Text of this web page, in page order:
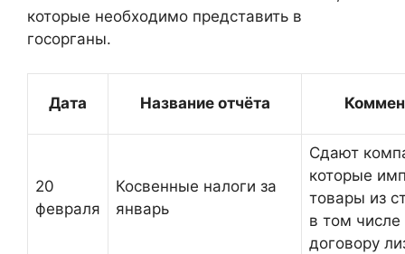
которые необходимо представить в
госорганы.
Дата Название отчёта
20
февраля
Косвенные налоги за
январь
Сдают
которые
товары из
в том числе
договору